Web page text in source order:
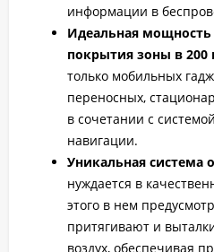
информации в
Идеальная мощность
покрытия зоны в 200
только мобильных
переносных,
в сочетании с
навигации.
Уникальная система
нуждается в
этого в нем
притягивают и
воздух, обеспечивая